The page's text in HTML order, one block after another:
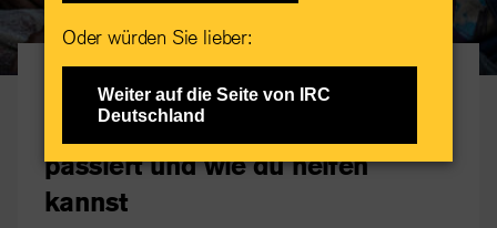
Dringender Aufruf
Erdbeben in Myanmar: Was
passiert und wie du helfen
kannst
Oder würden Sie lieber:
Weiter auf die Seite von IRC
Deutschland